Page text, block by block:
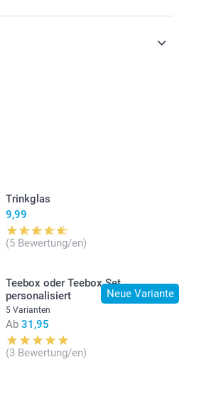
Trinkglas
9,99
(5 Bewertung/en)
Neue Variante
Teebox oder Teebox Set
personalisiert
5 Varianten
Ab 31,95
(3 Bewertung/en)